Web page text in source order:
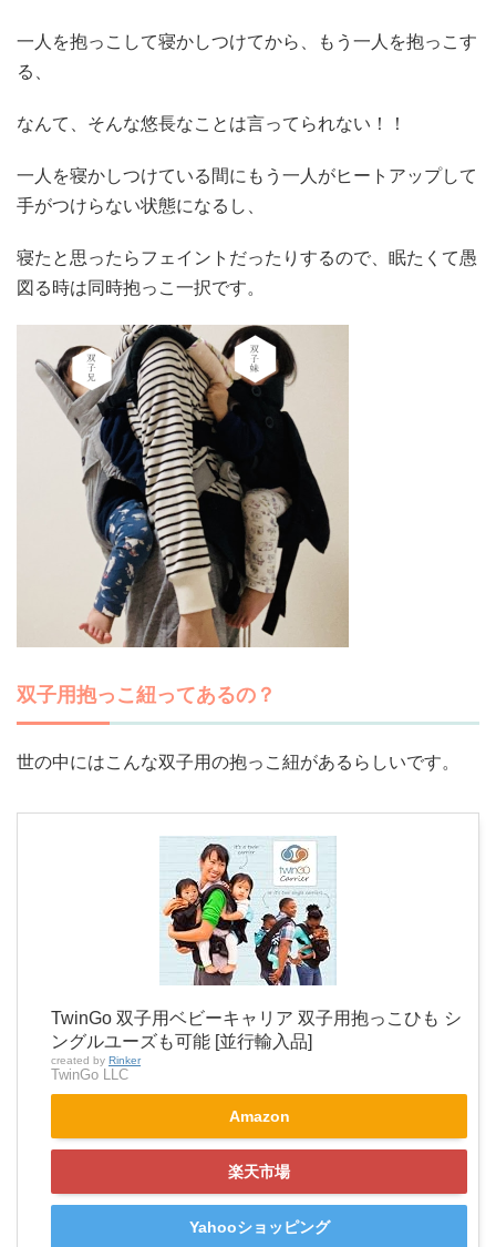
一人を抱っこして寝かしつけてから、もう一人を抱っこす
る、
なんて、そんな悠長なことは言ってられない！！
一人を寝かしつけている間にもう一人がヒートアップして
手がつけらない状態になるし、
寝たと思ったらフェイントだったりするので、眠たくて愚
図る時は同時抱っこ一択です。
双子用抱っこ紐ってあるの？
世の中にはこんな双子用の抱っこ紐があるらしいです。
TwinGo 双子用ベビーキャリア 双子用抱っこひも シ
ングルユーズも可能 [並行輸入品]
created by Rinker
TwinGo LLC
Amazon
楽天市場
Yahooショッピング